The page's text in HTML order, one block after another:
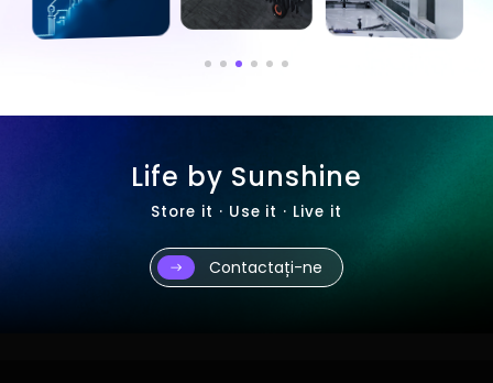
Life by Sunshine
Store it · Use it · Live it
Contactați-ne